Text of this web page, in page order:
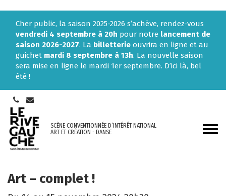
Cher public, la saison 2025-2026 s’achève, rendez-vous
vendredi 4 septembre à 20h pour notre lancement de
saison 2026-2027. La billetterie ouvrira en ligne et au
guichet mardi 8 septembre à 13h. La nouvelle saison
sera mise en ligne le mardi 1er septembre. D’ici là, bel
été !
Aller
SCÈNE CONVENTIONNÉE D’INTÉRÊT NATIONAL
ART ET CRÉATION - DANSE
Art – complet !